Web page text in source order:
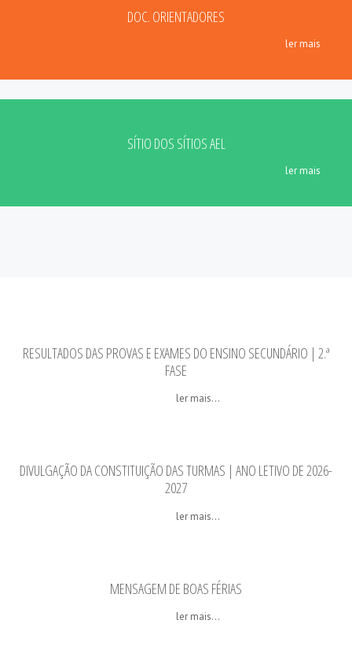
DOC. ORIENTADORES
ler mais
SÍTIO DOS SÍTIOS AEL
ler mais
RESULTADOS DAS PROVAS E EXAMES DO ENSINO SECUNDÁRIO | 2.ª
FASE
ler mais...
DIVULGAÇÃO DA CONSTITUIÇÃO DAS TURMAS | ANO LETIVO DE 2026-
2027
ler mais...
MENSAGEM DE BOAS FÉRIAS
ler mais...